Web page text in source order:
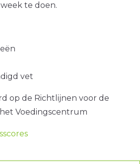
te doen.
vet
op de Richtlijnen voor de
Voedingscentrum